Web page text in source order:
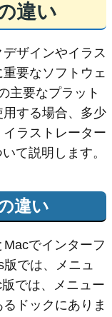
違い
ザインやイラス
要なソフトウェ
主要なプラット
する場合、多少
ラストレーター
て説明します。
違い
でインターフ
では、メニュ
では、メニュー
ドックにありま